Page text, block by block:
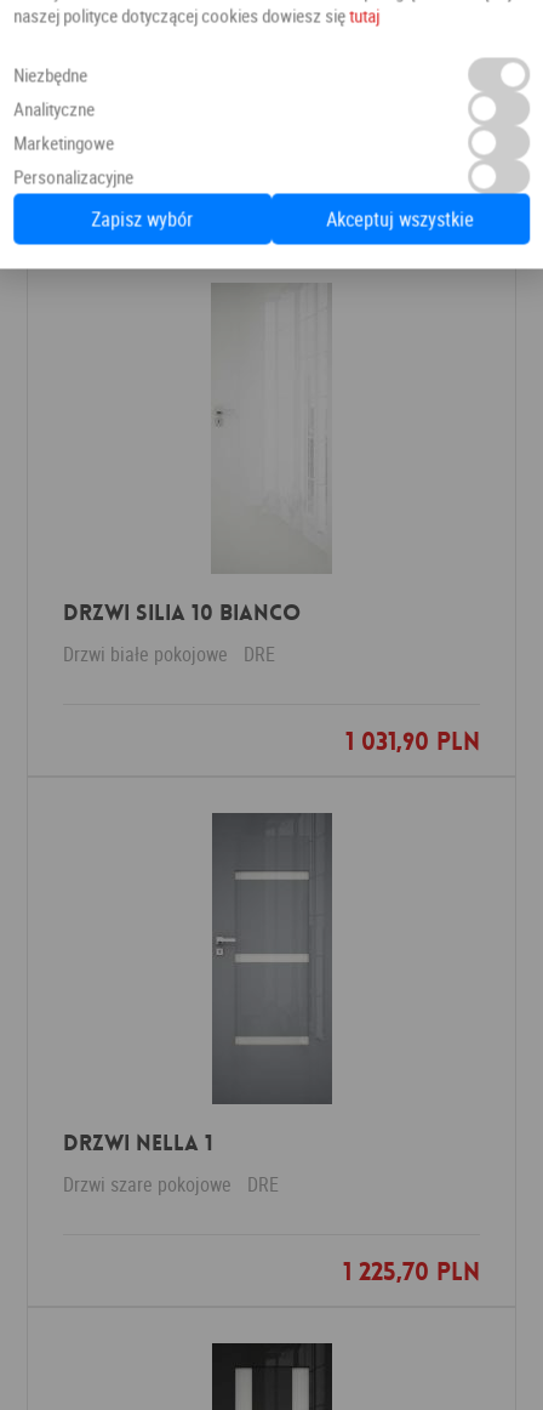
Drzwi Silia Bulaj stalowy
Drzwi pokojowe
1 320,90 PLN
Dodaj do ulubionych
Drzwi Silia 10 BIANCO
Drzwi białe pokojowe DRE
1 031,90 PLN
Dodaj do ulubionych
Drzwi Nella 1
Drzwi szare pokojowe DRE
1 225,70 PLN
Dodaj do ulubionych
naszej polityce dotyczącej cookies dowiesz siętutaj
Niezbędne
Analityczne
Marketingowe
Personalizacyjne
Zapisz wybór Akceptuj wszystkie